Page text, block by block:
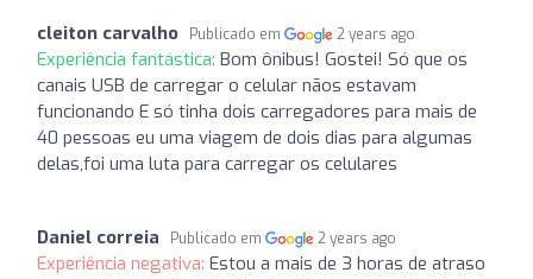
cleiton carvalho Publicado em 2 years ago
Experiência fantástica: Bom ônibus! Gostei! Só que os
canais USB de carregar o celular nãos estavam
funcionando E só tinha dois carregadores para mais de
40 pessoas eu uma viagem de dois dias para algumas
delas,foi uma luta para carregar os celulares
Daniel correia Publicado em 2 years ago
Experiência negativa: Estou a mais de 3 horas de atraso